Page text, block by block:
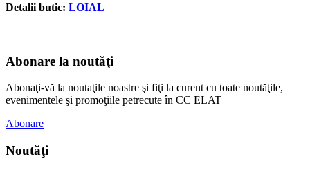
Detalii butic: LOIAL
Abonare la noutăţi
Abonaţi-vă la noutaţile noastre şi fiţi la curent cu toate noutăţile,
evenimentele şi promoţiile petrecute în CC ELAT
Abonare
Noutăţi